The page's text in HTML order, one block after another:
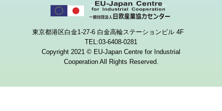
東京都港区白金1-27-6 白金高輪ステーションビル 4F
TEL:03-6408-0281
Copyright 2021 © EU-Japan Centre for Industrial
Cooperation All Rights Reserved.